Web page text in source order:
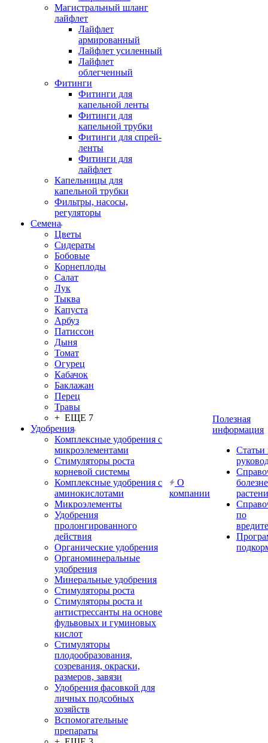
Магистральный шланг
лайфлет
Лайфлет
армированный
Лайфлет усиленный
Лайфлет
облегченный
Фитинги
Фитинги для
капельной ленты
Фитинги для
капельной трубки
Фитинги для спрей-
ленты
Фитинги для
лайфлет
Капельницы для
капельной трубки
Фильтры, насосы,
регуляторы
Семена
Цветы
Сидераты
Бобовые
Корнеплоды
Салат
Лук
Тыква
Капуста
Арбуз
Патиссон
Дыня
Томат
Огурец
Кабачок
Баклажан
Перец
Травы
+ ЕЩЕ 7
Удобрения
Комплексные удобрения с
микроэлементами
Стимуляторы роста
корневой системы
Комплексные удобрения с
аминокислотами
Микроэлементы
Удобрения
пролонгированного
действия
Органические удобрения
Органоминеральные
удобрения
Минеральные удобрения
Стимуляторы роста
Стимуляторы роста и
антистрессанты на основе
фульвовых и гуминовых
кислот
Стимуляторы
плодообразования,
созревания, окраски,
размеров, завязи
Удобрения фасовкой для
личных подсобных
хозяйств
Вспомогательные
препараты
О
компании
Полезная
информация
Статьи
по